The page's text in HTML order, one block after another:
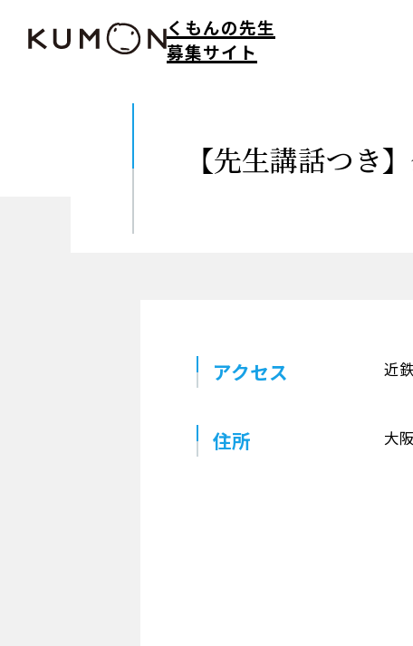
くもんの先生
募集サイト
【先生講話つ
アクセス 近
住所 大